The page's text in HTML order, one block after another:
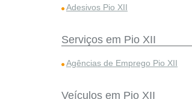
Adesivos Pio XII
Serviços em Pio XII
Agências de Emprego Pio XII
Veículos em Pio XII